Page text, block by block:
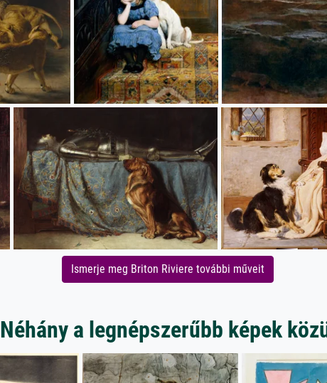
Ismerje meg Briton Riviere további műveit
Néhány a legnépszerűbb képek